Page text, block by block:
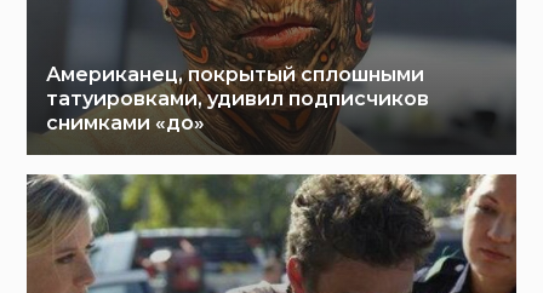
Американец, покрытый сплошными
татуировками, удивил подписчиков
снимками «до»